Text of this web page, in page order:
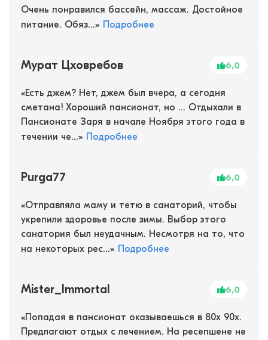
Очень понравился бассейн, массаж. Достойное
питание. Обяз...» Подробнее
Мурат Цховребов 6,0
«Есть джем? Нет, джем был вчера, а сегодня
сметана! Хороший пансионат, но ... Отдыхали в
Пансионате Заря в начале Ноября этого года в
течении че...» Подробнее
Purga77 6,0
«Отправляла маму и тетю в санаторий, чтобы
укрепили здоровье после зимы. Выбор этого
санатория был неудачным. Несмотря на то, что
на некоторых рес...» Подробнее
Mister_Immortal 6,0
«Попадая в пансионат оказываешься в 80х 90х.
Предлагают отдых с лечением. На ресепшене не